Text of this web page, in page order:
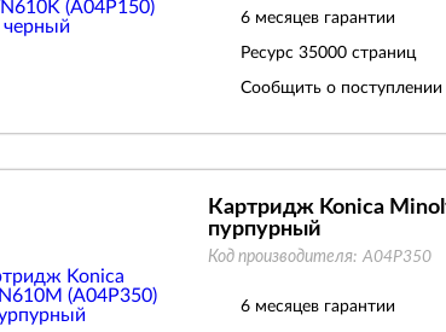
6 месяцев гарантии
Ресурс 35000 страниц
Сообщить о поступлении
Картридж Konica
пурпурный
Код производителя: A04P350
6 месяцев гарантии